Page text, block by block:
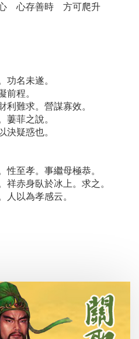
心存善時 方可爬升
功名未遂。
程。
難求。營謀寡效。
萋菲之說。
決疑惑也。
至孝。事繼母極恭。
赤身臥於冰上。求之。
以為孝感云。